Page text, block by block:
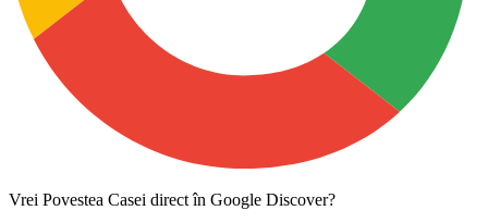
Vrei Povestea Casei direct în Google Discover?